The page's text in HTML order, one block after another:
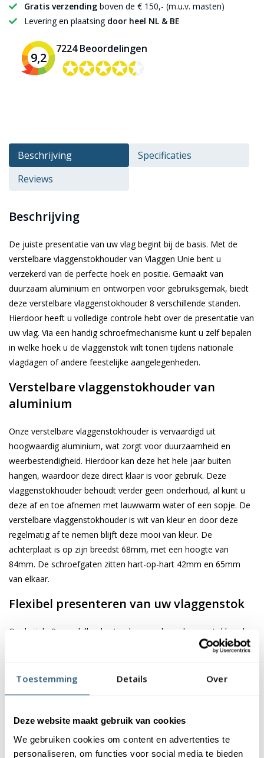
Toestemming Details Over
Deze website maakt gebruik van cookies
We gebruiken cookies om content en advertenties te
personaliseren, om functies voor social media te bieden
Gratis verzending boven de € 150,- (m.u.v. masten)
Levering en plaatsing door heel NL & BE
9,2
7224 Beoordelingen
✪✪✪✪✪
✪✪✪✪✪
Beschrijving
Specificaties
Reviews
Beschrijving
De juiste presentatie van uw vlag begint bij de basis. Met de
verstelbare vlaggenstokhouder van Vlaggen Unie bent u
verzekerd van de perfecte hoek en positie. Gemaakt van
duurzaam aluminium en ontworpen voor gebruiksgemak, biedt
deze verstelbare vlaggenstokhouder 8 verschillende standen.
Hierdoor heeft u volledige controle hebt over de presentatie van
uw vlag. Via een handig schroefmechanisme kunt u zelf bepalen
in welke hoek u de vlaggenstok wilt tonen tijdens nationale
vlagdagen of andere feestelijke aangelegenheden.
Verstelbare vlaggenstokhouder van
aluminium
Onze verstelbare vlaggenstokhouder is vervaardigd uit
hoogwaardig aluminium, wat zorgt voor duurzaamheid en
weerbestendigheid. Hierdoor kan deze het hele jaar buiten
hangen, waardoor deze direct klaar is voor gebruik. Deze
vlaggenstokhouder behoudt verder geen onderhoud, al kunt u
deze af en toe afnemen met lauwwarm water of een sopje. De
verstelbare vlaggenstokhouder is wit van kleur en door deze
regelmatig af te nemen blijft deze mooi van kleur. De
achterplaat is op zijn breedst 68mm, met een hoogte van
84mm. De schroefgaten zitten hart-op-hart 42mm en 65mm
van elkaar.
Flexibel presenteren van uw vlaggenstok
Dankzij de 8 verschillende standen van deze vlaggenstokhouder,
heeft u de vrijheid om de perfecte hoek te kiezen voor uw vlag.
kunt u de verstelbare vlaggenstokhouder eenvoudig tegen uw
aan te passen, draait u de vleugelmoer open. U draait deze net
zo ver open tot dat u de houder kunt bijstellen. Eenmaal op de
juiste hoek, draait u de vleugelmoer weer dicht, waarna de